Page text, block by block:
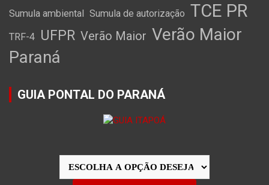
Sumula ambiental Sumula de autorização TCE PR
TRF-4 UFPR Verão Maior Verão Maior
Paraná
GUIA PONTAL DO PARANÁ